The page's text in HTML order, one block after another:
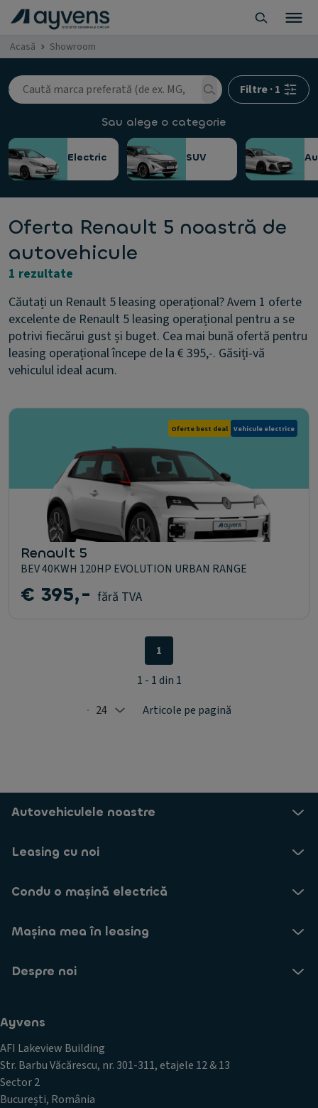
Acasă Showroom
Filtre·1
Sau alege o categorie
Electric SUV
Oferta Renault 5 noastră de
autovehicule
1 rezultate
Căutați un Renault 5 leasing operațional? Avem 1 oferte
excelente de Renault 5 leasing operațional pentru a se
potrivi fiecărui gust și buget. Cea mai bună ofertă pentru
leasing operațional începe de la € 395,-. Găsiți-vă
vehiculul ideal acum.
Oferte best deal Vehicule electrice
Renault 5
BEV 40KWH 120HP EVOLUTION URBAN RANGE
€ 395,- fără TVA
Selected: 24
24 Articole pe pagină
1
1 - 1 din 1
Autovehiculele noastre
Leasing cu noi
Condu o mașină electrică
Mașina mea în leasing
Despre noi
Ayvens
AFI Lakeview Building
Str. Barbu Văcărescu, nr. 301-311, etajele 12 & 13
Sector 2
București, România